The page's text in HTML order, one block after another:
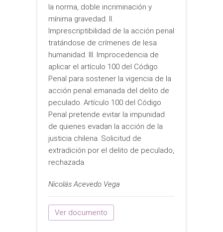
la norma, doble incriminación y
mínima gravedad. II.
Imprescriptibilidad de la acción penal
tratándose de crímenes de lesa
humanidad. III. Improcedencia de
aplicar el artículo 100 del Código
Penal para sostener la vigencia de la
acción penal emanada del delito de
peculado. Artículo 100 del Código
Penal pretende evitar la impunidad
de quienes evadan la acción de la
justicia chilena. Solicitud de
extradición por el delito de peculado,
rechazada.
Nicolás Acevedo Vega
Ver documento